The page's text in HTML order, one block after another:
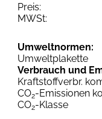
Preis:
MWSt:
Umweltnormen:
Umweltplakette
Verbrauch und
Kraftstoffverbr.
CO2-Emissionen
CO2-Klasse